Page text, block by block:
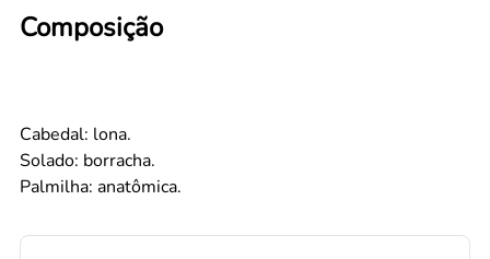
Composição
Cabedal: lona.
Solado: borracha.
Palmilha: anatômica.